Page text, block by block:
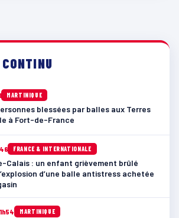
MARTINIQUE
blessées par balles aux Terres
à Fort-de-France
FRANCE & INTERNATIONALE
Calais : un enfant grièvement brûlé
d’une balle antistress achetée
MARTINIQUE